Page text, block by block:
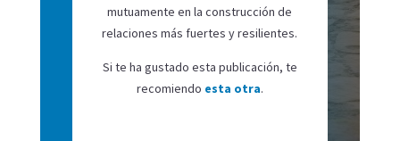
mutuamente en la construcción de
relaciones más fuertes y resilientes.
Si te ha gustado esta publicación, te
recomiendo esta otra.